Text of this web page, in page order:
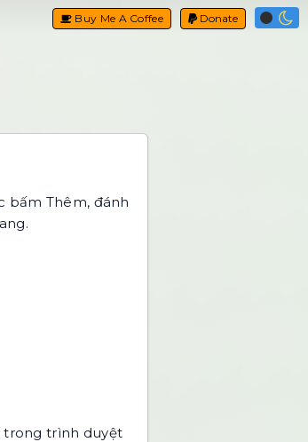
Donate
Buy Me A Coffee
bấm Thêm, đánh
trong trình duyệt